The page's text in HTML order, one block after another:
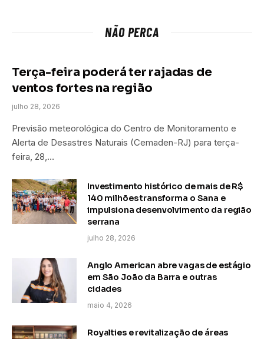
NÃO PERCA
Terça-feira poderá ter rajadas de
ventos fortes na região
julho 28, 2026
Previsão meteorológica do Centro de Monitoramento e
Alerta de Desastres Naturais (Cemaden-RJ) para terça-
feira, 28,…
Investimento histórico de mais de R$
140 milhões transforma o Sana e
impulsiona desenvolvimento da região
serrana
julho 28, 2026
Anglo American abre vagas de estágio
em São João da Barra e outras
cidades
maio 4, 2026
Royalties e revitalização de áreas